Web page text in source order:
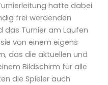
hatte dabei
frei werdenden
das Turnier am Laufen
von einem eigens
das die aktuellen und
Bildschirm für alle
die Spieler auch